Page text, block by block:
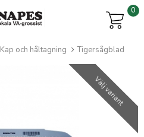
0
Kap och håltagning Tigersågblad
Välj variant